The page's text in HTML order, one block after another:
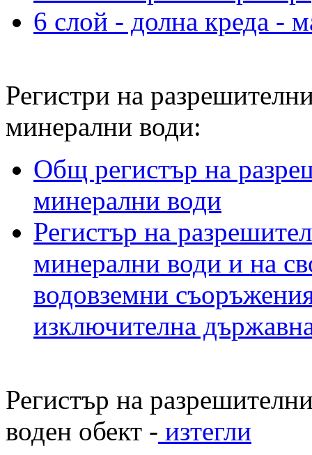
6 слой - долна креда -
Регистри на
минерални води:
Общ регистър на
минерални води
Регистър на
минерални води и на
водовземни
изключителна
Регистър на
воден обект - изтегли